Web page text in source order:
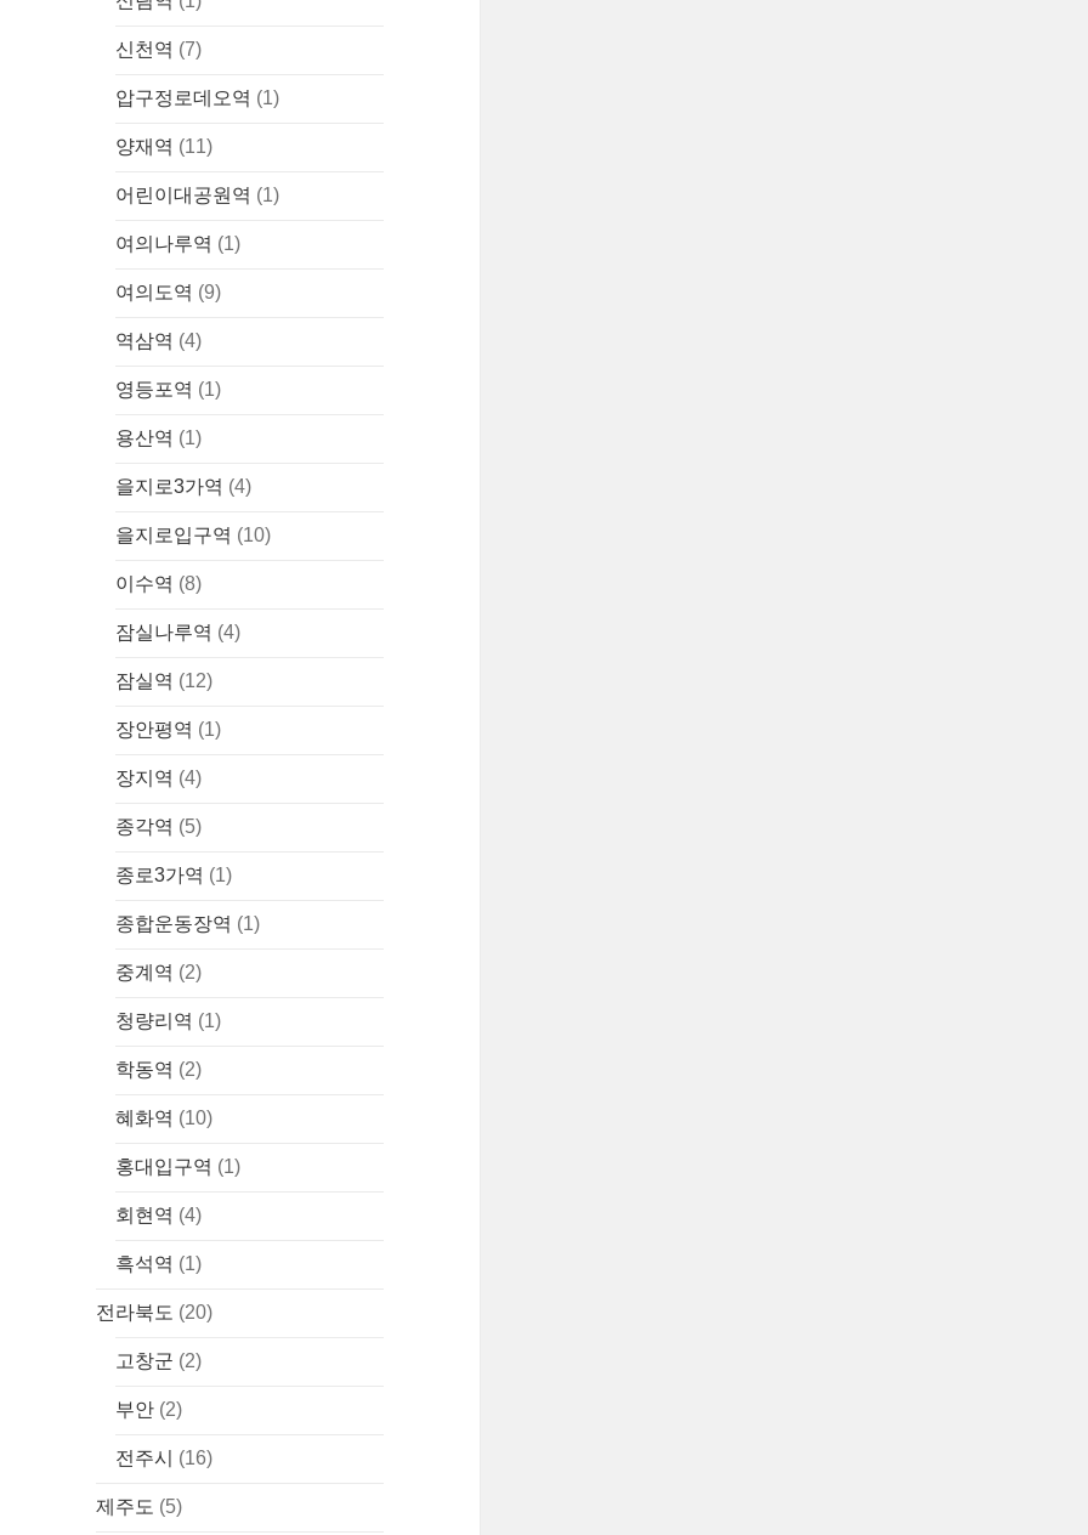
신천역 (7)
압구정로데오역 (1)
양재역 (11)
어린이대공원역 (1)
여의나루역 (1)
여의도역 (9)
역삼역 (4)
영등포역 (1)
용산역 (1)
을지로3가역 (4)
을지로입구역 (10)
이수역 (8)
잠실나루역 (4)
잠실역 (12)
장안평역 (1)
장지역 (4)
종각역 (5)
종로3가역 (1)
종합운동장역 (1)
중계역 (2)
청량리역 (1)
학동역 (2)
혜화역 (10)
홍대입구역 (1)
회현역 (4)
흑석역 (1)
전라북도 (20)
고창군 (2)
부안 (2)
전주시 (16)
제주도 (5)